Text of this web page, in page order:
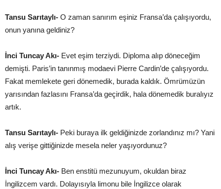
Tansu Sarıtaylı- O zaman sanırım eşiniz Fransa’da çalışıyordu,
onun yanına geldiniz?
İnci Tuncay Akı- Evet eşim terziydi. Diploma alıp döneceğim
demişti. Paris’in tanınmış modaevi Pierre Cardin’de çalışıyordu.
Fakat memlekete geri dönemedik, burada kaldık. Ömrümüzün
yarısından fazlasını Fransa’da geçirdik, hala dönemedik buralıyız
artık.
Tansu Sarıtaylı- Peki buraya ilk geldiğinizde zorlandınız mı? Yani
alış verişe gittiğinizde mesela neler yaşıyordunuz?
İnci Tuncay Akı- Ben enstitü mezunuyum, okuldan biraz
İngilizcem vardı. Dolayısıyla limonu bile İngilizce olarak